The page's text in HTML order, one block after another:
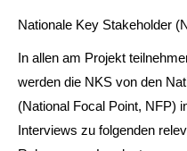
Nationale Key Stakeholder
In allen am Projekt
werden die NKS von den
(National Focal Point, NFP)
Interviews zu folgenden